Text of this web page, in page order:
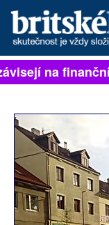
PŘIHLÁSIT
ARCHIV
ROZHOVORY
TÉMATA
na